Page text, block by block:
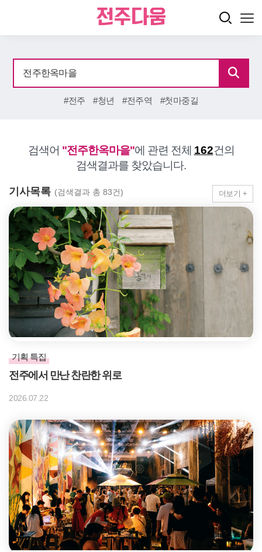
#전주 #청년 #전주역 #첫마중길
검색어 "전주한옥마을"에 관련 전체 162건의
검색결과를 찾았습니다.
기사목록 (검색결과 총 83건) 더보기 +
기획 특집
전주에서 만난 찬란한 위로
2026.07.22